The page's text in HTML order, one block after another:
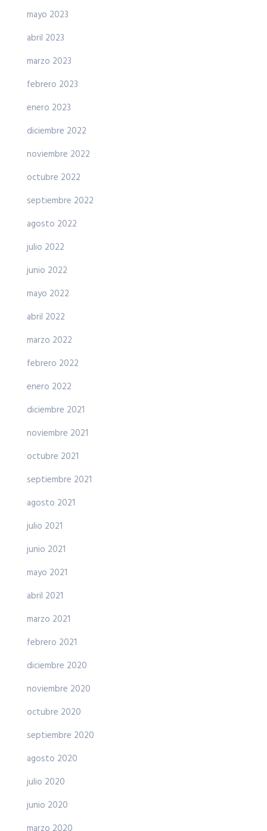
mayo 2023
abril 2023
marzo 2023
febrero 2023
enero 2023
diciembre 2022
noviembre 2022
octubre 2022
septiembre 2022
agosto 2022
julio 2022
junio 2022
mayo 2022
abril 2022
marzo 2022
febrero 2022
enero 2022
diciembre 2021
noviembre 2021
octubre 2021
septiembre 2021
agosto 2021
julio 2021
junio 2021
mayo 2021
abril 2021
marzo 2021
febrero 2021
diciembre 2020
noviembre 2020
octubre 2020
septiembre 2020
agosto 2020
julio 2020
junio 2020